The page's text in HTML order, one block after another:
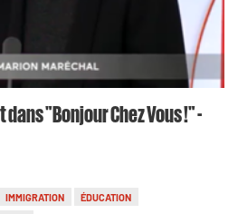
"Bonjour Chez Vous !" -
IMMIGRATION
ÉDUCATION